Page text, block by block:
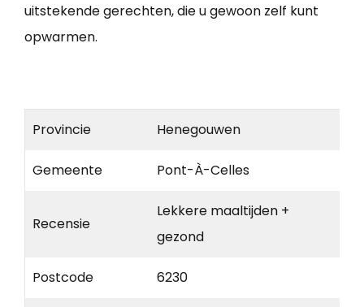
uitstekende gerechten, die u gewoon zelf kunt
opwarmen.
Provincie Henegouwen
Gemeente Pont-À-Celles
Recensie
Lekkere maaltijden +
gezond
Postcode 6230